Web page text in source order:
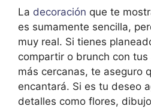
La decoración que te
es sumamente sencilla,
muy real. Si tienes
compartir o brunch con
más cercanas, te aseguro
encantará. Si es tu deseo
detalles como flores,